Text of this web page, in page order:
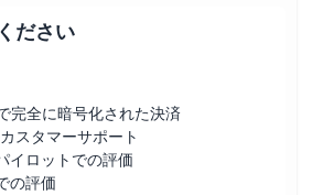
ださい
完全に暗号化された決済
スタマーサポート
イロットでの評価
の評価